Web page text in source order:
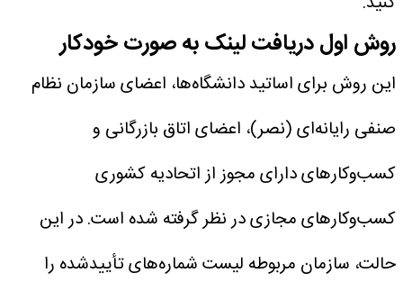
روش اول دریافت لینک به صورت خودکار
این روش برای اساتید دانشگاه‌ها، اعضای سازمان نظام
صنفی رایانه‌ای (نصر)، اعضای اتاق بازرگانی و
کسب‌وکارهای دارای مجوز از اتحادیه کشوری
کسب‌وکارهای مجازی در نظر گرفته شده است. در این
حالت، سازمان مربوطه لیست شماره‌های تأییدشده را